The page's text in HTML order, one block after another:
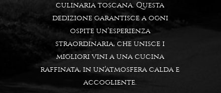
culinaria toscana. Questa
dedizione garantisce a ogni
ospite un’esperienza
straordinaria, che unisce i
migliori vini a una cucina
raffinata, in un’atmosfera calda e
accogliente.